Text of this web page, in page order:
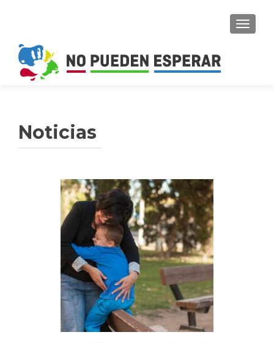
Noticias